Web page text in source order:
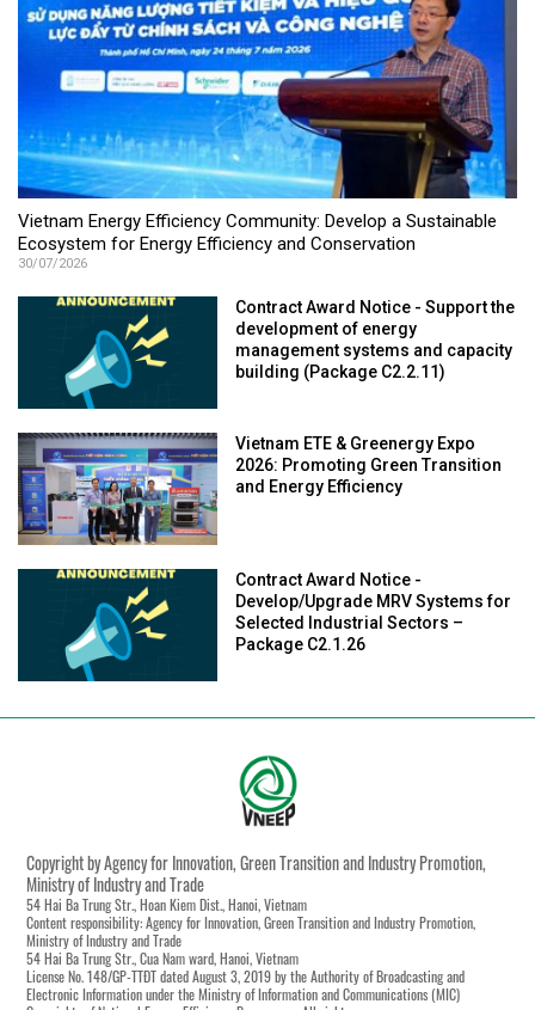
Vietnam Energy Efficiency Community: Develop a Sustainable
Ecosystem for Energy Efficiency and Conservation
30/07/2026
Contract Award Notice - Support the
development of energy
management systems and capacity
building (Package C2.2.11)
Vietnam ETE & Greenergy Expo
2026: Promoting Green Transition
and Energy Efficiency
Contract Award Notice -
Develop/Upgrade MRV Systems for
Selected Industrial Sectors –
Package C2.1.26
Copyright by Agency for Innovation, Green Transition and Industry Promotion,
Ministry of Industry and Trade
54 Hai Ba Trung Str., Hoan Kiem Dist., Hanoi, Vietnam
Content responsibility: Agency for Innovation, Green Transition and Industry Promotion,
Ministry of Industry and Trade
54 Hai Ba Trung Str., Cua Nam ward, Hanoi, Vietnam
License No. 148/GP-TTĐT dated August 3, 2019 by the Authority of Broadcasting and
Electronic Information under the Ministry of Information and Communications (MIC)